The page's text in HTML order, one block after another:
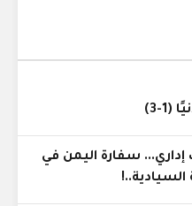
3)
سفارة اليمن في